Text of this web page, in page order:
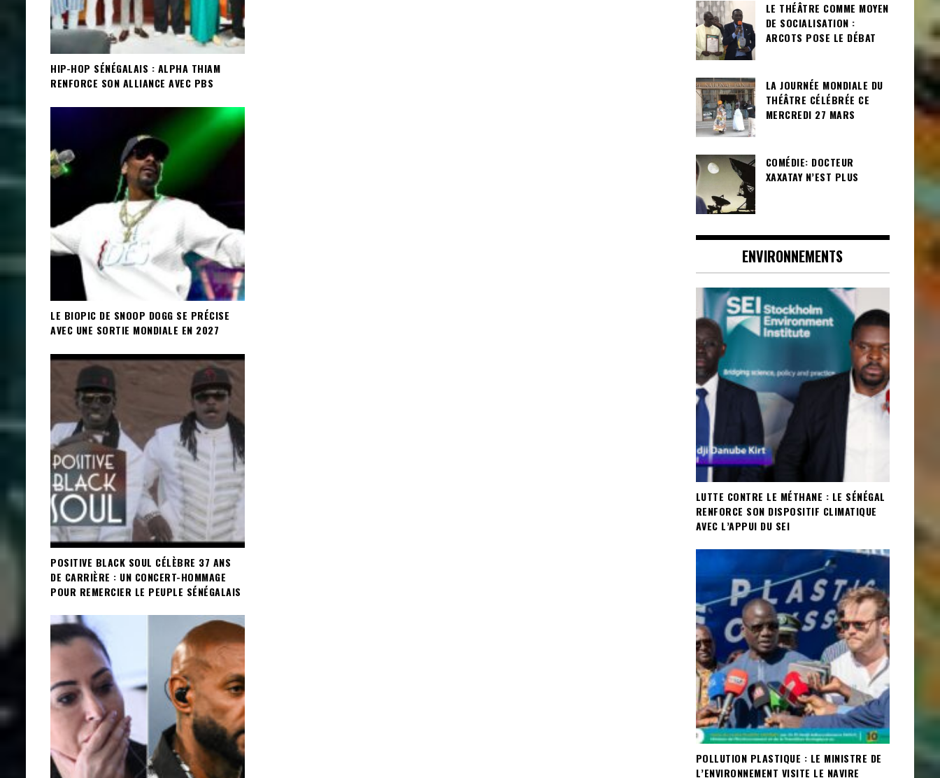
HIP-HOP SÉNÉGALAIS : ALPHA THIAM
RENFORCE SON ALLIANCE AVEC PBS
LE BIOPIC DE SNOOP DOGG SE PRÉCISE
AVEC UNE SORTIE MONDIALE EN 2027
POSITIVE BLACK SOUL CÉLÈBRE 37 ANS
DE CARRIÈRE : UN CONCERT-HOMMAGE
POUR REMERCIER LE PEUPLE SÉNÉGALAIS
LE THÉÂTRE COMME MOYEN
DE SOCIALISATION :
ARCOTS POSE LE DÉBAT
LA JOURNÉE MONDIALE DU
THÉÂTRE CÉLÉBRÉE CE
MERCREDI 27 MARS
COMÉDIE: DOCTEUR
XAXATAY N’EST PLUS
ENVIRONNEMENTS
LUTTE CONTRE LE MÉTHANE : LE SÉNÉGAL
RENFORCE SON DISPOSITIF CLIMATIQUE
AVEC L’APPUI DU SEI
POLLUTION PLASTIQUE : LE MINISTRE DE
L’ENVIRONNEMENT VISITE LE NAVIRE